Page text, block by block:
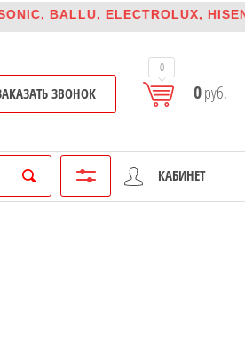
BALLU, ELECTROLUX,
ЗВОНОК
0
0руб.
КАБИНЕТ